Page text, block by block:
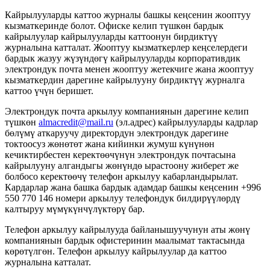
Кайрылууларды каттоо журналы башкы кеңсенин жооптуу
кызматкеринде болот. Офиске келип түшкөн бардык
кайрылуулар кайрылууларды каттоонун бирдиктүү
журналына катталат. Жооптуу кызматкерлер кеңселердеги
бардык жазуу жүзүндөгү кайрылууларды корпоративдик
электрондук почта менен жооптуу жетекчиге жана жооптуу
кызматкердин дарегине кайрылууну бирдиктүү журналга
каттоо үчүн беришет.
Электрондук почта аркылуу компаниянын дарегине келип
түшкөн almacredit@mail.ru (эл.адрес) кайрылууларды кадрлар
бөлүмү аткаруучу директордун электрондук дарегине
токтоосуз жөнөтөт жана кийинки жумуш күнүнөн
кечиктирбестен керектөөчүнүн электрондук почтасына
кайрылууну алгандыгы жөнүндө ырастоону жиберет же
болбосо керектөөчү телефон аркылуу кабарландырылат.
Кардарлар жана башка бардык адамдар башкы кеңсенин +996
550 770 146 номери аркылуу телефондук билдирүүлөрдү
калтыруу мүмүкүнчүлүктөрү бар.
Телефон аркылуу кайрылууда байланышуучунун аты жөнү
компаниянын бардык офистеринин маалымат тактасында
көрөтүлгөн. Телефон аркылуу кайрылуулар да каттоо
журналына катталат.